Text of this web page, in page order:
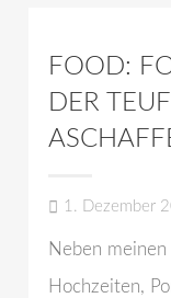
FOOD:
DER
1. Dezember
Neben
Hochzeiten,